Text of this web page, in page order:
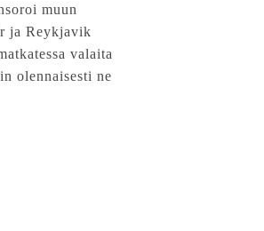
muun
ja Reykjavik
valaita
olennaisesti ne